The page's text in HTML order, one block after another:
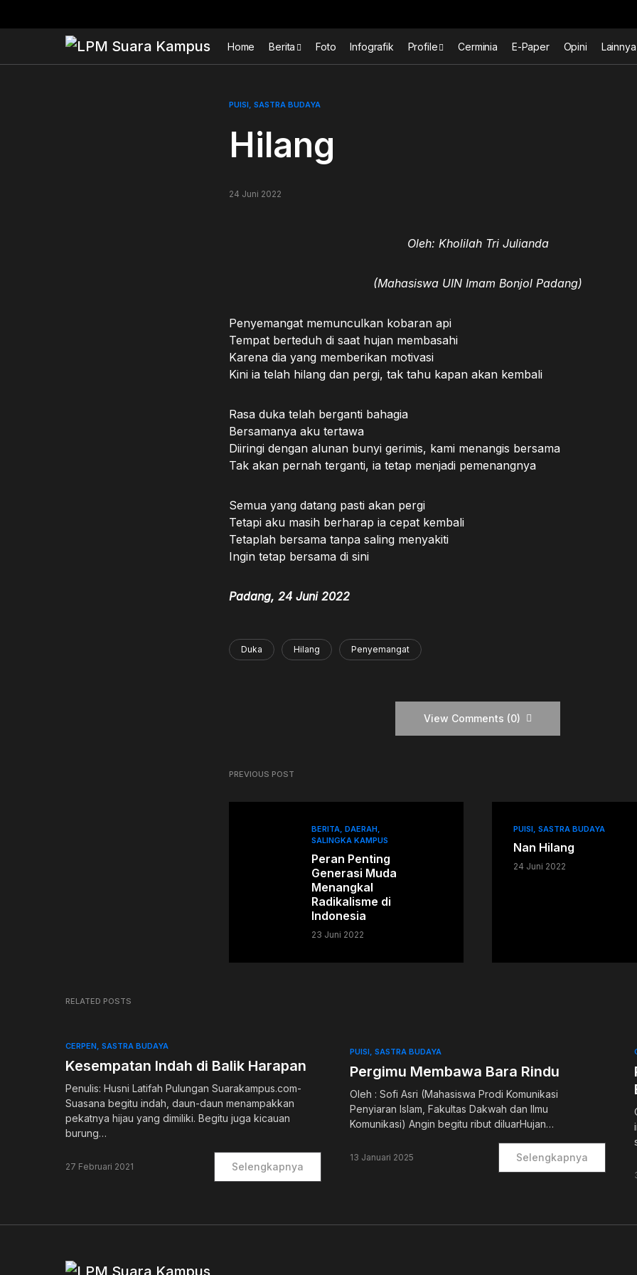
Home Berita Foto Infografik Profile Cerminia E-Paper Opini Lainnya
PUISI SASTRA BUDAYA
Hilang
24 Juni 2022
Oleh: Kholilah Tri Julianda
(Mahasiswa UIN Imam Bonjol Padang)
Penyemangat memunculkan kobaran api
Tempat berteduh di saat hujan membasahi
Karena dia yang memberikan motivasi
Kini ia telah hilang dan pergi, tak tahu kapan akan kembali
Rasa duka telah berganti bahagia
Bersamanya aku tertawa
Diiringi dengan alunan bunyi gerimis, kami menangis bersama
Tak akan pernah terganti, ia tetap menjadi pemenangnya
Semua yang datang pasti akan pergi
Tetapi aku masih berharap ia cepat kembali
Tetaplah bersama tanpa saling menyakiti
Ingin tetap bersama di sini
Padang, 24 Juni 2022
Duka Hilang Penyemangat
View Comments (0)
PREVIOUS POST
BERITA DAERAH
SALINGKA KAMPUS
Peran Penting
Generasi Muda
Menangkal
Radikalisme di
Indonesia
23 Juni 2022
PUISI SASTRA BUDAYA
Nan Hilang
24 Juni 2022
RELATED POSTS
CERPEN SASTRA BUDAYA
Kesempatan Indah di Balik Harapan
Penulis: Husni Latifah Pulungan Suarakampus.com-
Suasana begitu indah, daun-daun menampakkan
pekatnya hijau yang dimiliki. Begitu juga kicauan
burung…
27 Februari 2021 Selengkapnya
PUISI SASTRA BUDAYA
Pergimu Membawa Bara Rindu
Oleh : Sofi Asri (Mahasiswa Prodi Komunikasi
Penyiaran Islam, Fakultas Dakwah dan Ilmu
Komunikasi) Angin begitu ribut diluarHujan…
13 Januari 2025 Selengkapnya